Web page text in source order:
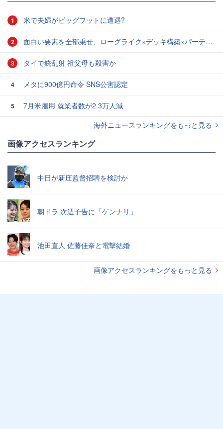
1 米で夫婦がビッグフットに遭遇?
2 面白い要素を全部乗せ、ローグライク×デッキ構築×パーティ制RPGの「Chrono Ark」を遊んでみた
3 タイで銃乱射 祖父母も殺害か
4 メタに900億円命令 SNS公害認定
5
7月米雇用 就業者数が2.3万人減
海外ニュースランキングをもっと見る
画像アクセスランキング
中日が新庄監督招聘を検討か
朝ドラ 次週予告に「ゲンナリ」
池田直人 佐藤佳奈と電撃結婚
画像アクセスランキングをもっと見る